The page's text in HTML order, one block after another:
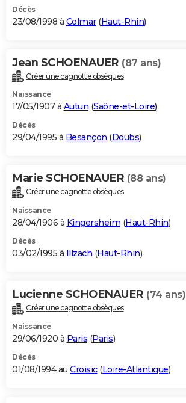
Décès
23/08/1998 à Colmar(Haut-Rhin)
Jean SCHOENAUER (87 ans)
Créer une cagnotte obsèques
Naissance
17/05/1907 à Autun (Saône-et-Loire)
Décès
29/04/1995 à Besançon (Doubs)
Marie SCHOENAUER (88 ans)
Créer une cagnotte obsèques
Naissance
28/04/1906 à Kingersheim (Haut-Rhin)
Décès
03/02/1995 à Illzach (Haut-Rhin)
Lucienne SCHOENAUER (74 ans)
Créer une cagnotte obsèques
Naissance
29/06/1920 à Paris (Paris)
Décès
01/08/1994 au Croisic(Loire-Atlantique)